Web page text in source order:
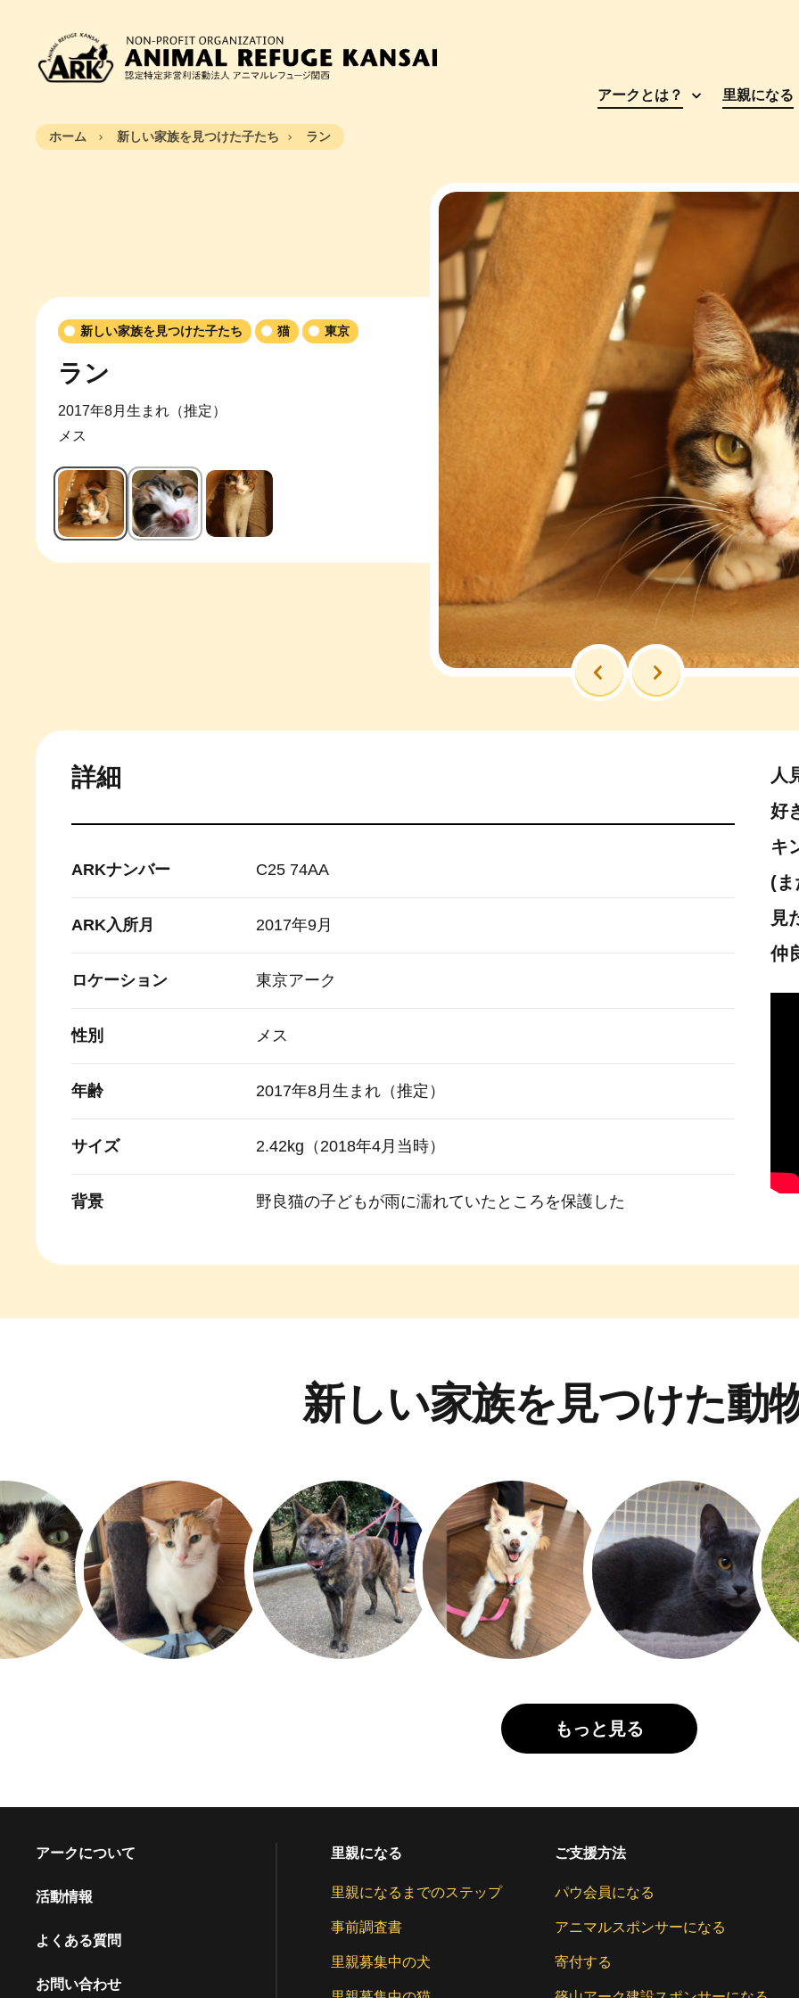
アークとは？ 里親になる
ホーム 新しい家族を見つけた子たち ラン
新しい家族を見つけた子たち 猫 東京
ラン
2017年8月生まれ（推定）
メス
前へ 次へ
詳細
ARKナンバー C25 74AA
ARK入所月 2017年9月
ロケーション 東京アーク
性別 メス
年齢 2017年8月生まれ（推定）
サイズ 2.42kg（2018年4月当時）
背景 野良猫の子どもが雨に濡れていたところを保護した
人
好
キ
(ま
見
仲
新しい家族を見つけた動
もっと見る
アークについて
活動情報
よくある質問
お問い合わせ
里親になる
里親になるまでのステップ
事前調査書
里親募集中の犬
ご支援方法
パウ会員になる
アニマルスポンサーになる
寄付する